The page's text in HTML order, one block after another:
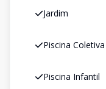
Jardim
Piscina Coletiva
Piscina Infantil